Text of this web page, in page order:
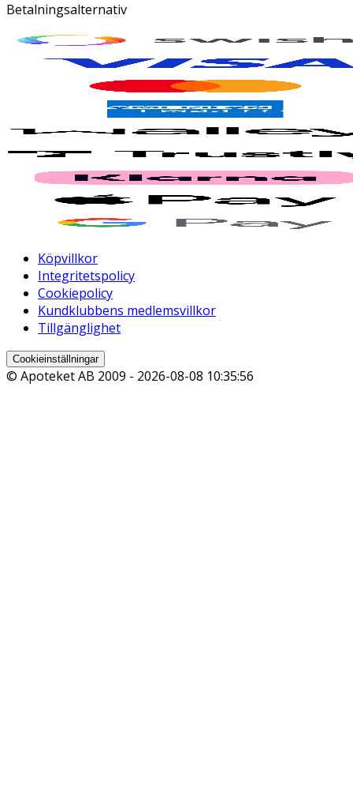
Betalningsalternativ
Köpvillkor
Integritetspolicy
Cookiepolicy
Kundklubbens medlemsvillkor
Tillgänglighet
Cookieinställningar
© Apoteket AB 2009 - 2026-08-08 10:35:56